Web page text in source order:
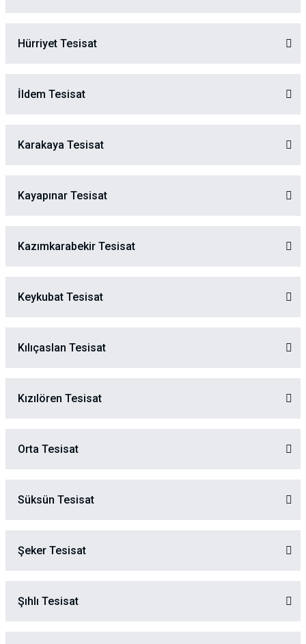
Hürriyet Tesisat
İldem Tesisat
Karakaya Tesisat
Kayapınar Tesisat
Kazımkarabekir Tesisat
Keykubat Tesisat
Kılıçaslan Tesisat
Kızılören Tesisat
Orta Tesisat
Süksün Tesisat
Şeker Tesisat
Şıhlı Tesisat